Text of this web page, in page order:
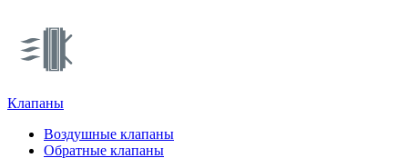
Клапаны
Воздушные клапаны
Обратные клапаны